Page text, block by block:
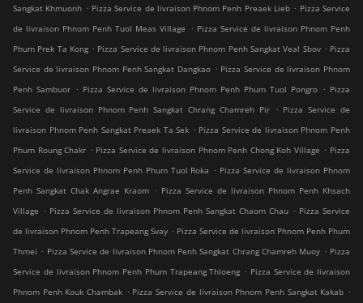
Sangkat Khmuonh . Pizza Service de livraison Phnom Penh Preaek Lieb . Pizza Service
de livraison Phnom Penh Tuol Meas Village
. Pizza Service de livraison Phnom Penh
Phum Prek Ta Kong . Pizza Service de livraison Phnom Penh Sangkat Veal Sbov . Pizza
Service de livraison Phnom Penh Sangkat Dangkao . Pizza Service de livraison Phnom
Penh Sambuor . Pizza Service de livraison Phnom Penh Phum Tuol Pongro . Pizza
Service de livraison Phnom Penh Sangkat Chrang Chamreh Pir
. Pizza Service de
livraison Phnom Penh Sangkat Preaek Ta Sek . Pizza Service de livraison Phnom Penh
Phum Roung Chakr . Pizza Service de livraison Phnom Penh Chong Koh Village . Pizza
Service de livraison Phnom Penh Phum Tuol Roka . Pizza Service de livraison Phnom
Penh Sangkat Chak Angrae Kraom . Pizza Service de livraison Phnom Penh Khsach
Village . Pizza Service de livraison Phnom Penh Sangkat Chaom Chau . Pizza Service
de livraison Phnom Penh Trapeang Svay . Pizza Service de livraison Phnom Penh Phum
Thmei . Pizza Service de livraison Phnom Penh Sangkat Chrang Chamreh Muoy . Pizza
Service de livraison Phnom Penh Phum Trapeang Thloeng . Pizza Service de livraison
Phnom Penh Kouk Chambak . Pizza Service de livraison Phnom Penh Sangkat Kakab .